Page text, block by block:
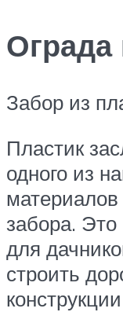
Ограда
Забор из
Пластик
одного из
забора.
для
строить